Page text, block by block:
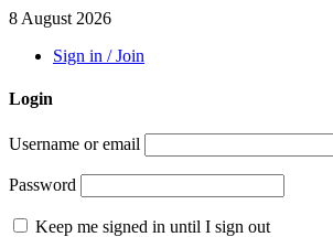
8 August 2026
Sign in / Join
Login
Username or email
Password
Keep me signed in until I sign out